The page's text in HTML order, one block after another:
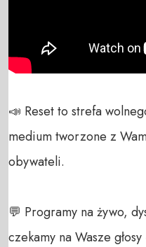
📣 Reset to strefa
medium tworzone z
obywateli.
💬 Programy na żywo,
czekamy na Wasze